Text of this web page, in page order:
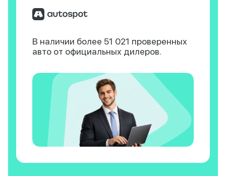
В наличии более 51 021 проверенных
авто от официальных дилеров.